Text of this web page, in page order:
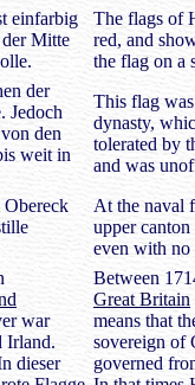
einfarbig
Mitte
The flags of
red, and
the flag on a
der
Jedoch
den
weit in
This flag
dynasty,
tolerated by
and was
Obereck
At the naval
upper
even with
war
Irland.
dieser
Between
Great Britain
means that
sovereign of
governed